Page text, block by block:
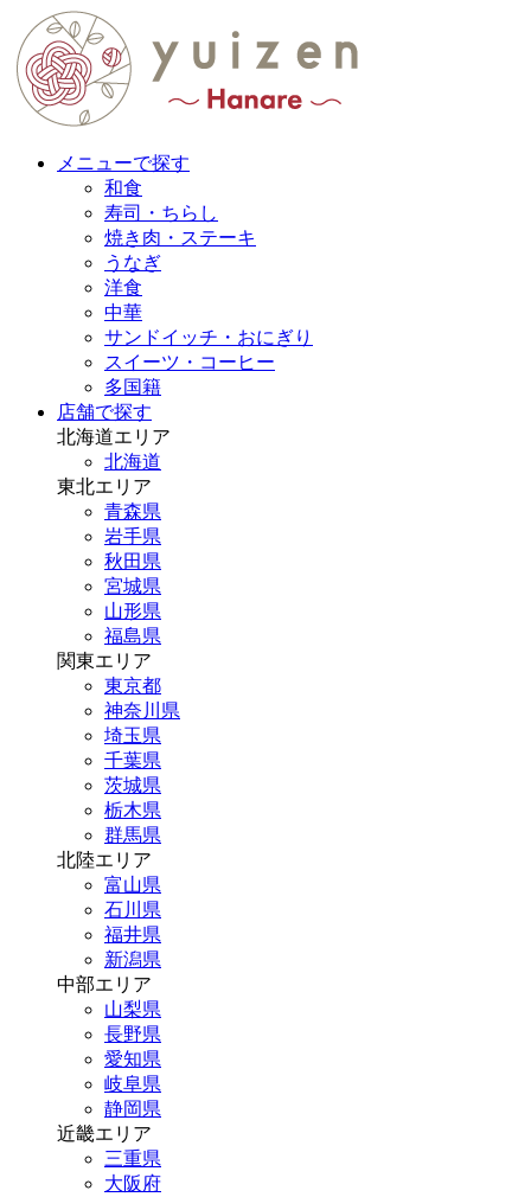
メニューで探す
和食
寿司・ちらし
焼き肉・ステーキ
うなぎ
洋食
中華
サンドイッチ・おにぎり
スイーツ・コーヒー
多国籍
店舗で探す
北海道エリア
北海道
東北エリア
青森県
岩手県
秋田県
宮城県
山形県
福島県
関東エリア
東京都
神奈川県
埼玉県
千葉県
茨城県
栃木県
群馬県
北陸エリア
富山県
石川県
福井県
新潟県
中部エリア
山梨県
長野県
愛知県
岐阜県
静岡県
近畿エリア
三重県
大阪府